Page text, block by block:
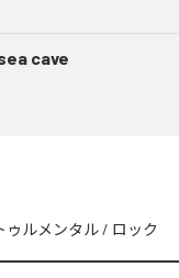
cave
ゥルメンタル / ロック